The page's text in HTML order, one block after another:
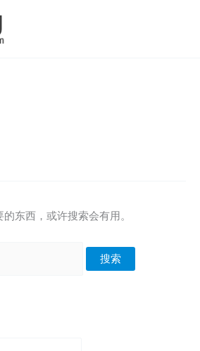
东西，或许搜索会有用。